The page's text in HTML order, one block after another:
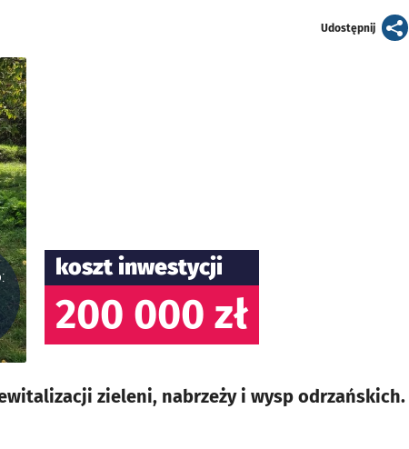
Udostępnijartykuł
koszt inwestycji
200 000 zł
zieleni, nabrzeży i wysp odrzańskich.